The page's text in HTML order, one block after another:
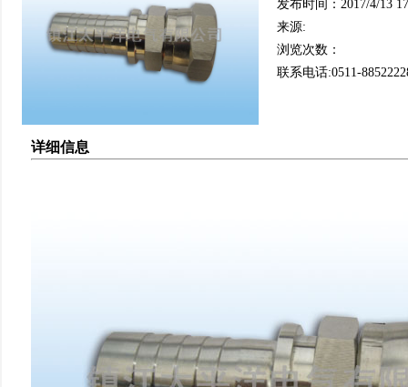
发布时间：2017/4/13
来源:
浏览次数：
联系电话:0511-
详细信息